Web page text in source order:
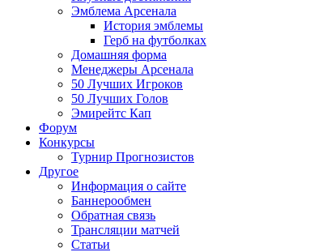
Эмблема Арсенала
История эмблемы
Герб на футболках
Домашняя форма
Менеджеры Арсенала
50 Лучших Игроков
50 Лучших Голов
Эмирейтс Кап
Форум
Конкурсы
Турнир Прогнозистов
Другое
Информация о сайте
Баннерообмен
Обратная связь
Трансляции матчей
Статьи